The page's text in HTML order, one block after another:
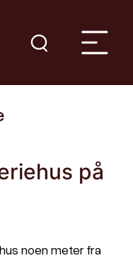
på
noen meter fra